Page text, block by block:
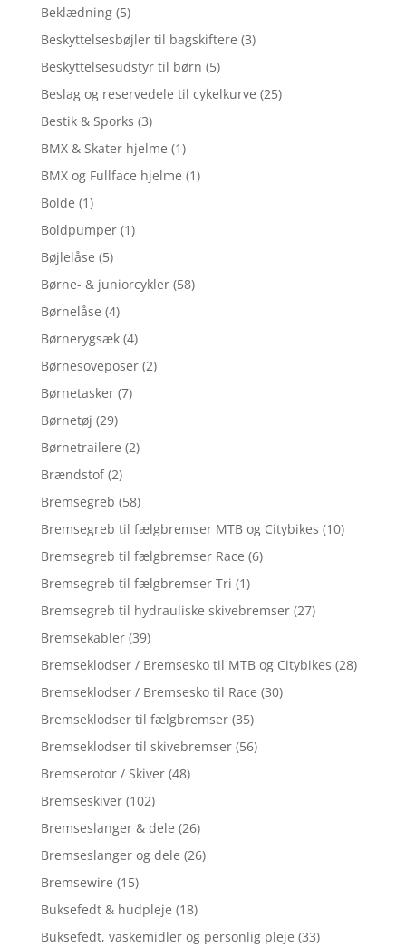
Beklædning (5)
Beskyttelsesbøjler til bagskiftere (3)
Beskyttelsesudstyr til børn (5)
Beslag og reservedele til cykelkurve (25)
Bestik & Sporks (3)
BMX & Skater hjelme (1)
BMX og Fullface hjelme (1)
Bolde (1)
Boldpumper (1)
Bøjlelåse (5)
Børne- & juniorcykler (58)
Børnelåse (4)
Børnerygsæk (4)
Børnesoveposer (2)
Børnetasker (7)
Børnetøj (29)
Børnetrailere (2)
Brændstof (2)
Bremsegreb (58)
Bremsegreb til fælgbremser MTB og Citybikes (10)
Bremsegreb til fælgbremser Race (6)
Bremsegreb til fælgbremser Tri (1)
Bremsegreb til hydrauliske skivebremser (27)
Bremsekabler (39)
Bremseklodser / Bremsesko til MTB og Citybikes (28)
Bremseklodser / Bremsesko til Race (30)
Bremseklodser til fælgbremser (35)
Bremseklodser til skivebremser (56)
Bremserotor / Skiver (48)
Bremseskiver (102)
Bremseslanger & dele (26)
Bremseslanger og dele (26)
Bremsewire (15)
Buksefedt & hudpleje (18)
Buksefedt, vaskemidler og personlig pleje (33)